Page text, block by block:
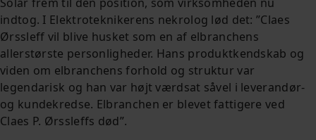
indtog. I Elektroteknikerens nekrolog lød det: ”Claes
Ørssleff vil blive husket som en af elbranchens
allerstørste personligheder. Hans produktkendskab og
viden om elbranchens forhold og struktur var
legendarisk og han var højt værdsat såvel i leverandør-
og kundekredse. Elbranchen er blevet fattigere ved
Claes P. Ørssleffs død”.